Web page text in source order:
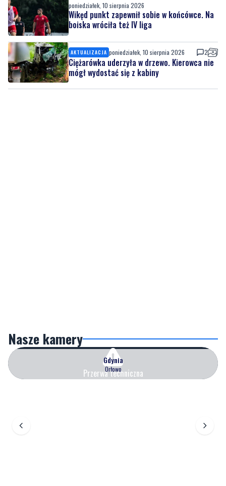
poniedziałek, 10 sierpnia 2026
Wikęd punkt zapewnił sobie w końcówce. Na
boiska wróciła też IV liga
AKTUALIZACJA poniedziałek, 10 sierpnia 2026 2
Ciężarówka uderzyła w drzewo. Kierowca nie
mógł wydostać się z kabiny
Nasze kamery
Przerwa techniczna
Gdynia
Orłowo